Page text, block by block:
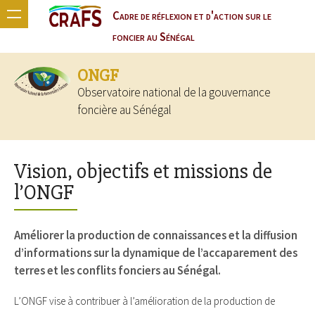
Cadre de réflexion et d'action sur le
foncier au Sénégal
ONGF
Observatoire national de la gouvernance
foncière au Sénégal
Vision, objectifs et missions de
l’ONGF
Améliorer la production de connaissances et la diffusion
d’informations sur la dynamique de l’accaparement des
terres et les conflits fonciers au Sénégal.
L’ONGF vise à contribuer à l’amélioration de la production de